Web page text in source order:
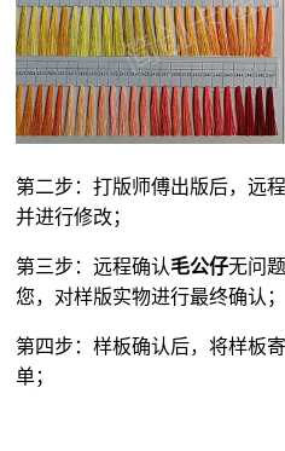
第二步：打版师傅出版后，远
并进行修改；
第三步：远程确认毛公仔无问
您，对样版实物进行最终确认；
第四步：样板确认后，将样板
单；